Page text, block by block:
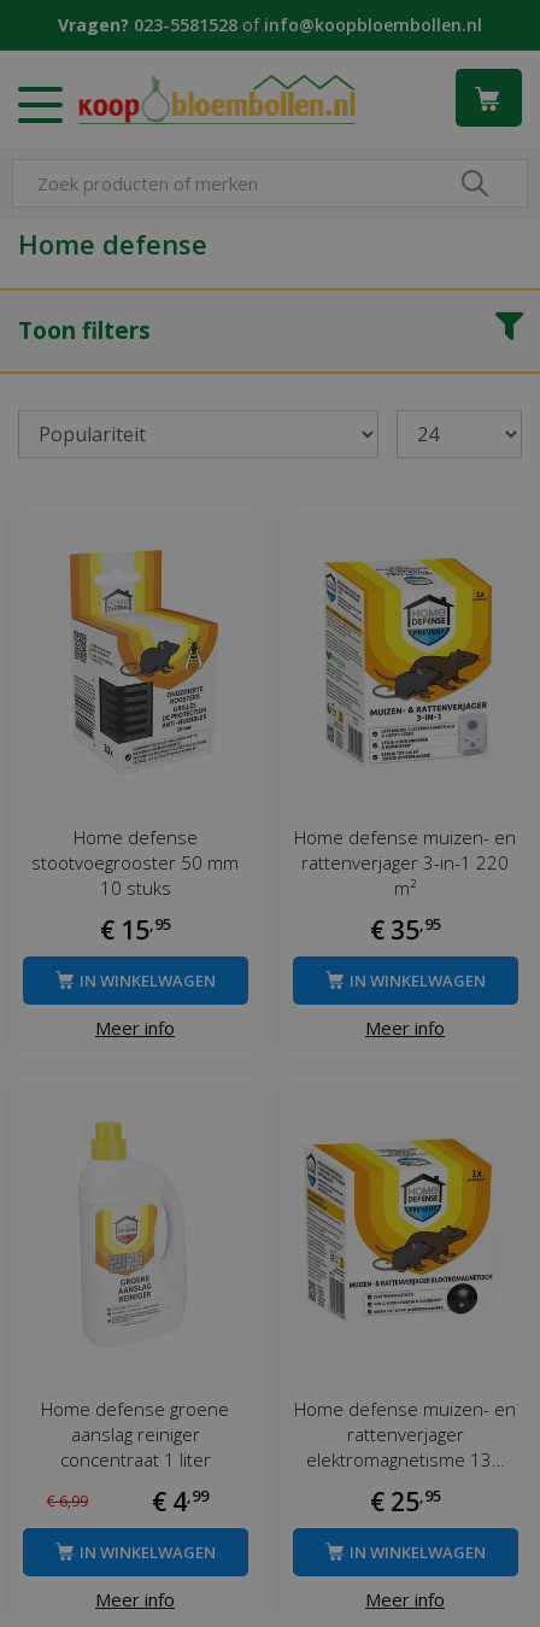
Vragen? 023-5581528 of info@koopbloembollen.nl
Home defense
Toon filters
Home defense
stootvoegrooster 50 mm
10 stuks
€ 15 95
Meer info
IN WINKELWAGEN
Home defense muizen- en
rattenverjager 3-in-1 220
m²
€ 35 95
Meer info
IN WINKELWAGEN
Home defense groene
aanslag reiniger
concentraat 1 liter
€6,99 € 4 99
Meer info
IN WINKELWAGEN
Home defense muizen- en
rattenverjager
elektromagnetisme 13…
€ 25 95
Meer info
IN WINKELWAGEN